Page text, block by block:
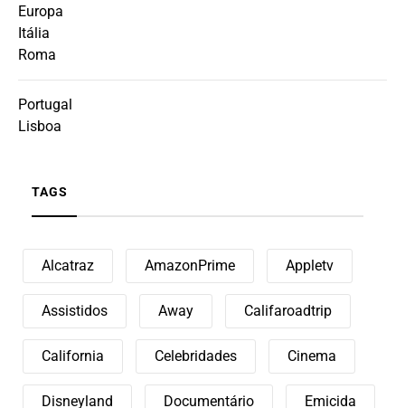
Europa
Itália
Roma
Portugal
Lisboa
TAGS
Alcatraz AmazonPrime Appletv
Assistidos Away Califaroadtrip
California Celebridades Cinema
Disneyland Documentário Emicida